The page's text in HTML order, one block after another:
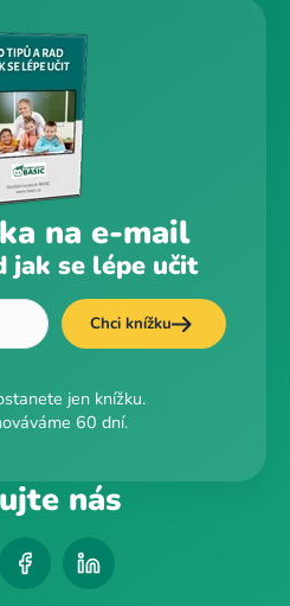
na e-mail
jak se lépe učit
Chci knížku
jen knížku.
60 dní.
nás